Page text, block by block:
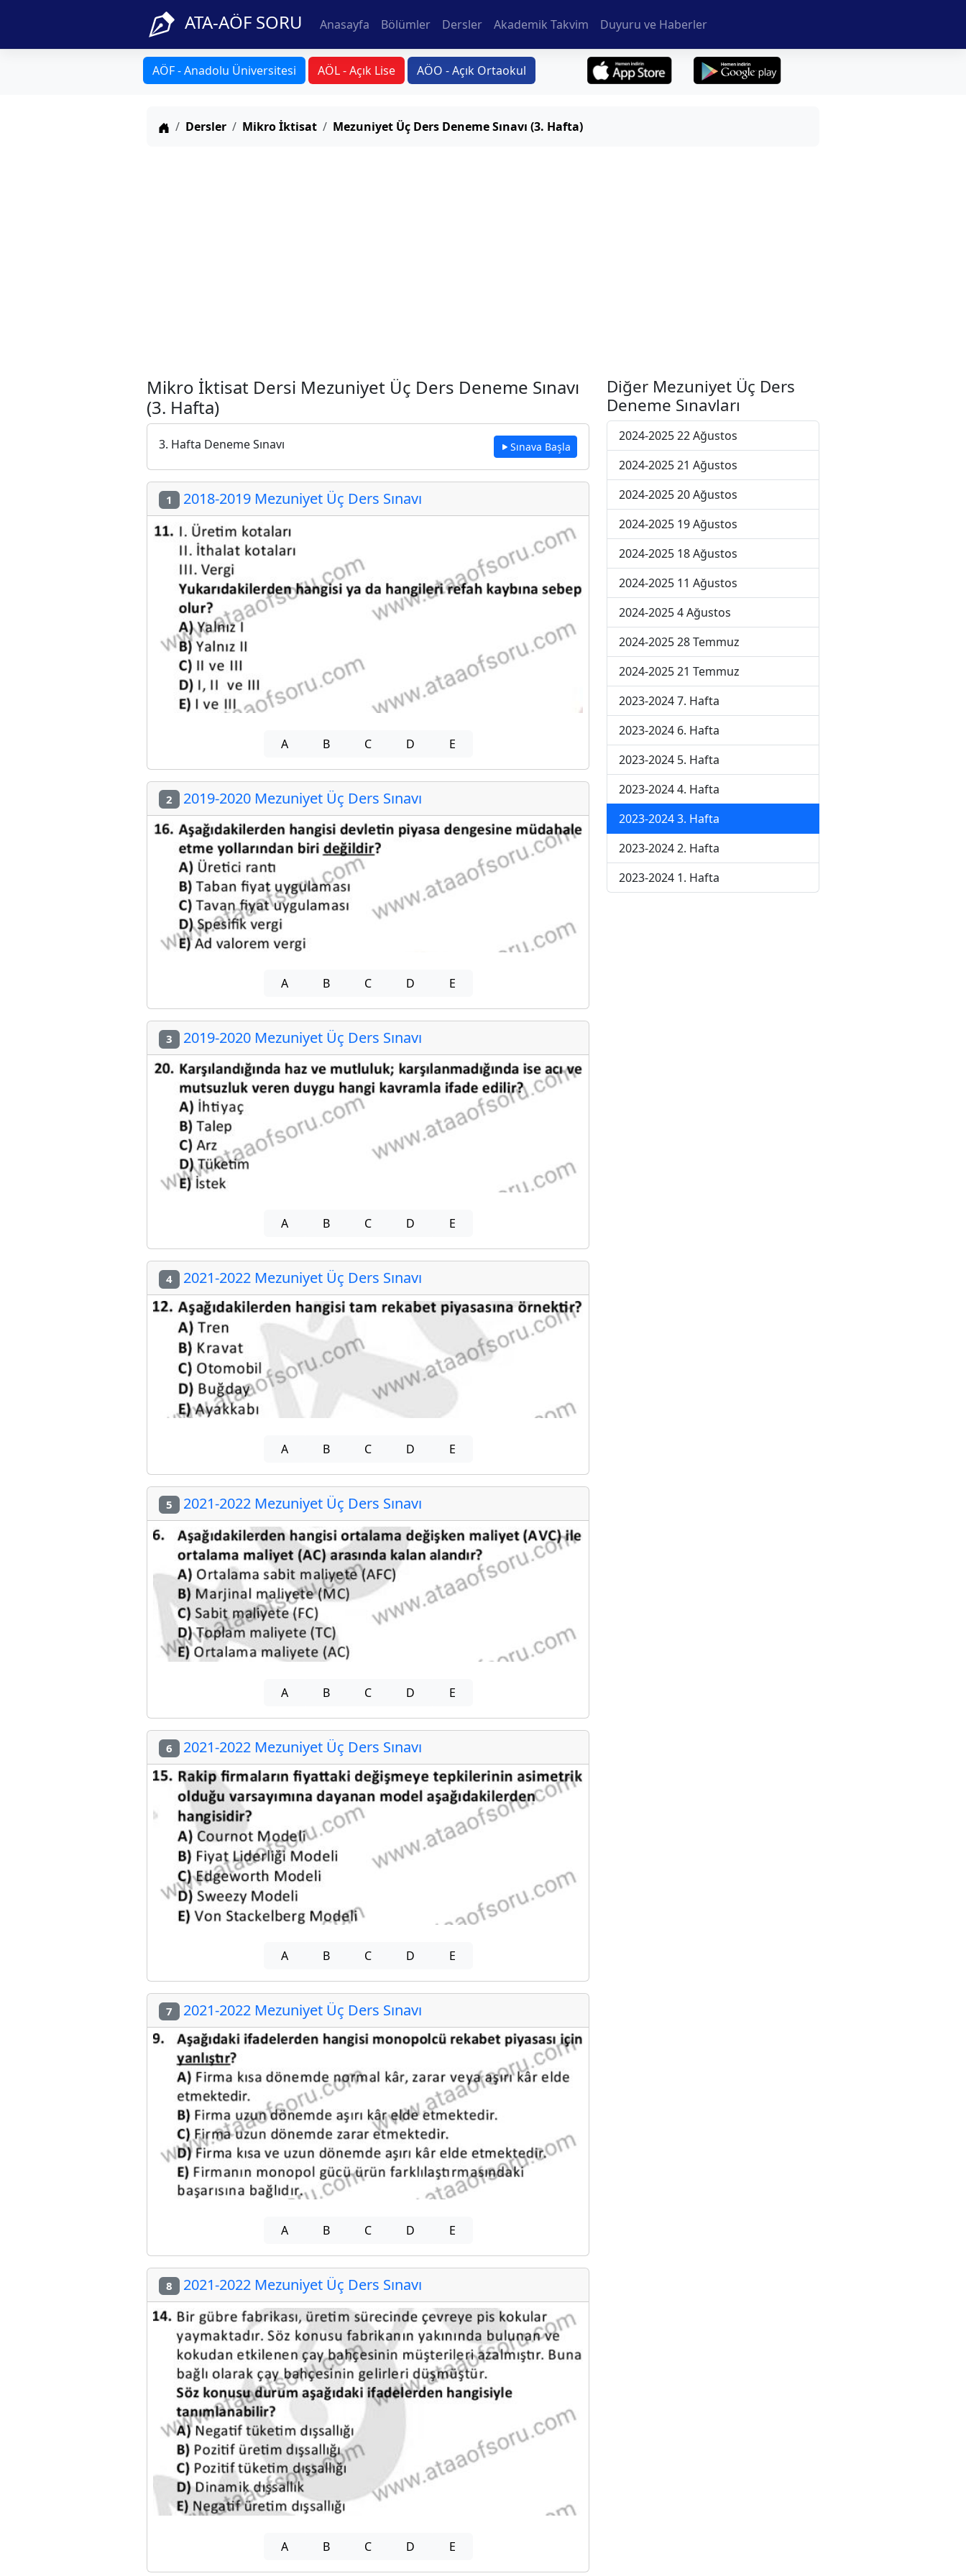
ATA-AÖF SORU Anasayfa Bölümler Dersler Akademik Takvim Duyuru ve Haberler
AÖF - Anadolu Üniversitesi AÖL - Açık Lise AÖO - Açık Ortaokul
Anasayfa
Dersler Mikro İktisat Mezuniyet Üç Ders Deneme Sınavı (3. Hafta)
Mikro İktisat Dersi Mezuniyet Üç Ders Deneme Sınavı
(3. Hafta)
3. Hafta Deneme Sınavı Sınava Başla
1 2018-2019 Mezuniyet Üç Ders Sınavı
A B C D E
2 2019-2020 Mezuniyet Üç Ders Sınavı
A B C D E
3 2019-2020 Mezuniyet Üç Ders Sınavı
A B C D E
4 2021-2022 Mezuniyet Üç Ders Sınavı
A B C D E
5 2021-2022 Mezuniyet Üç Ders Sınavı
A B C D E
6 2021-2022 Mezuniyet Üç Ders Sınavı
A B C D E
7 2021-2022 Mezuniyet Üç Ders Sınavı
A B C D E
8 2021-2022 Mezuniyet Üç Ders Sınavı
A B C D E
Diğer Mezuniyet Üç Ders
Deneme Sınavları
2024-2025 22 Ağustos
2024-2025 21 Ağustos
2024-2025 20 Ağustos
2024-2025 19 Ağustos
2024-2025 18 Ağustos
2024-2025 11 Ağustos
2024-2025 4 Ağustos
2024-2025 28 Temmuz
2024-2025 21 Temmuz
2023-2024 7. Hafta
2023-2024 6. Hafta
2023-2024 5. Hafta
2023-2024 4. Hafta
2023-2024 3. Hafta
2023-2024 2. Hafta
2023-2024 1. Hafta